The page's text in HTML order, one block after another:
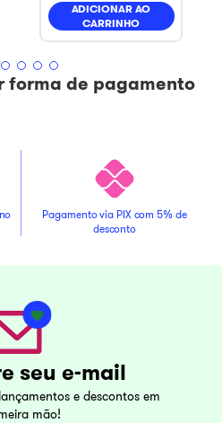
ADICIONAR AO
CARRINHO
forma de pagamento
Pagamento via PIX com 5% de
desconto
seu e-mail
e descontos em
mão!